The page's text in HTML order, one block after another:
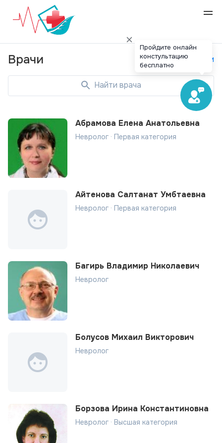
Врачи Специальности
Найти врача
Абрамова Елена Анатольевна
Невролог · Первая категория
Айтенова Салтанат Умбтаевна
Невролог · Первая категория
Багирь Владимир Николаевич
Невролог
Болусов Михаил Викторович
Невролог
Борзова Ирина Константиновна
Невролог · Высшая категория
Пройдите онлайн
констультацию
бесплатно